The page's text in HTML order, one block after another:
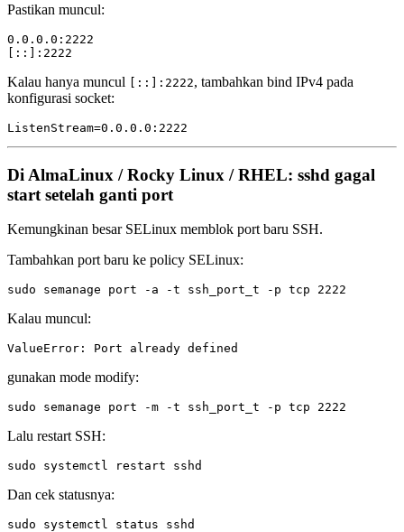
Pastikan muncul:
0.0.0.0:2222
Kalau hanya muncul [::]:2222, tambahkan bind IPv4 pada
konfigurasi socket:
Di AlmaLinux / Rocky Linux / RHEL: sshd gagal
start setelah ganti port
Kemungkinan besar SELinux memblok port baru SSH.
Tambahkan port baru ke policy SELinux:
Kalau muncul:
gunakan mode modify:
Lalu restart SSH:
Dan cek statusnya: